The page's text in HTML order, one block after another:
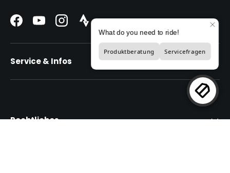
FacebookYouTubeInstagramStrava Logo
Service & Infos
Rechtliches